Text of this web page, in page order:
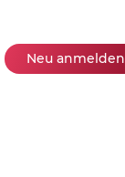
Neu anmelden